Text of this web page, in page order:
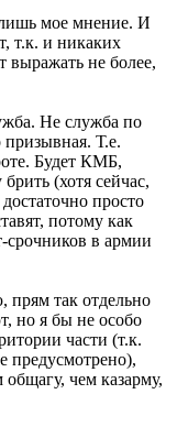
мое мнение. И
т.к. и никаких
выражать не более,
Не служба по
призывная. Т.е.
Будет КМБ,
(хотя сейчас,
просто
потому как
в армии
прям так отдельно
но я бы не особо
части (т.к.
предусмотрено),
чем казарму,